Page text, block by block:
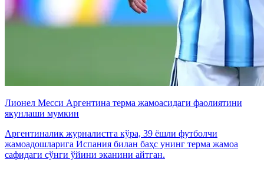
Лионел Месси Аргентина терма жамоасидаги фаолиятини
якунлаши мумкин
Аргентиналик журналистга кўра, 39 ёшли футболчи
жамоадошларига Испания билан баҳс унинг терма жамоа
сафидаги сўнги ўйини эканини айтган.